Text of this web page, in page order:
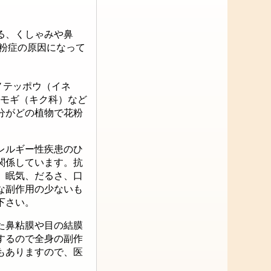
、くしゃみや鼻
症の原因になって
ッポウ（イネ
ギ（キク科）など
がどの植物で花粉
ルギー性疾患のひ
係しています。抗
眠気、だるさ、口
副作用の少ないも
い。
鼻粘膜や目の結膜
るので全身の副作
ありますので、医